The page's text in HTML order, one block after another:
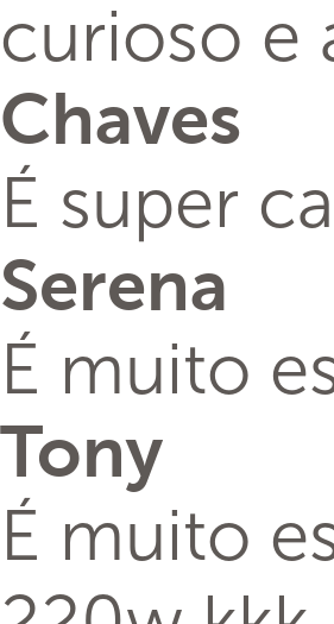
curioso e
Chaves
É super
Serena
É muito
Tony
É muito